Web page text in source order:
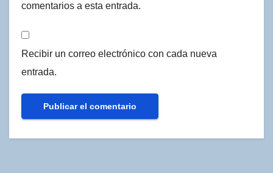
comentarios a esta entrada.
Recibir un correo electrónico con cada nueva
entrada.